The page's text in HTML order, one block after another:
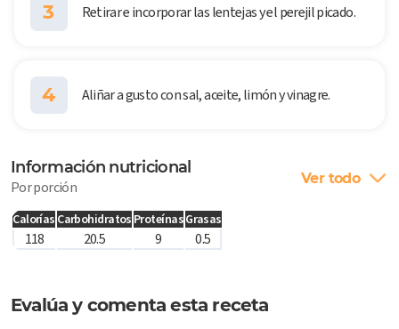
3 Retirar e incorporar las lentejas y el perejil picado.
4 Aliñar a gusto con sal, aceite, limón y vinagre.
Información nutricional
Por porción Ver todo
Calorías Carbohidratos ProteínasGrasas
118 20.5 9 0.5
Evalúa y comenta esta receta